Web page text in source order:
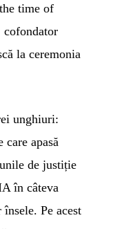
time of
la ceremonia
unghiuri:
apasă
de justiție
în câteva
Pe acest